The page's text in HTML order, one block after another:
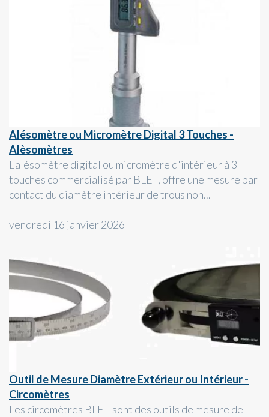
Alésomètre ou Micromètre Digital 3 Touches -
Alèsomètres
L'alésomètre digital ou micromètre d'intérieur à 3
touches commercialisé par BLET, offre une mesure par
contact du diamètre intérieur de trous non...
vendredi 16 janvier 2026
Outil de Mesure Diamètre Extérieur ou Intérieur -
Circomètres
Les circomètres BLET sont des outils de mesure de